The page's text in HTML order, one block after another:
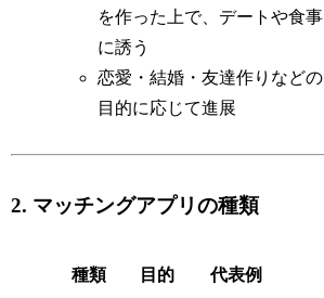
を作った上で、デートや食事
に誘う
恋愛・結婚・友達作りなどの
目的に応じて進展
2. マッチングアプリの種類
種類 目的 代表例